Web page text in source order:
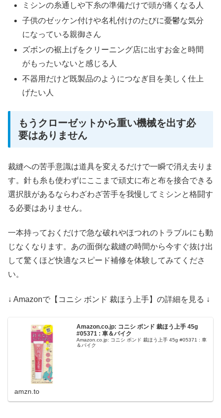
ミシンの糸通しや下糸の準備だけで頭が痛くなる人
子供のゼッケン付けや名札付けのたびに憂鬱な気分
になっている親御さん
ズボンの裾上げをクリーニング店に出すお金と時間
がもったいないと感じる人
不器用だけど既製品のようにつなぎ目を美しく仕上
げたい人
もうクローゼットから重い機械を出す必
要はありません
裁縫への苦手意識は道具を変えるだけで一瞬で消え去りま
す。針も糸も使わずにここまで頑丈に布と布を接合できる
選択肢があるならわざわざ苦手を我慢してミシンと格闘す
る必要はありません。
一本持っておくだけで急な破れやほつれのトラブルにも動
じなくなります。あの面倒な裁縫の時間から今すぐ抜け出
して驚くほど快適なスピード補修を体験してみてくださ
い。
↓ Amazonで【コニシ ボンド 裁ほう上手】の詳細を見る ↓
Amazon.co.jp: コニシ ボンド 裁ほう上手 45g
#05371 : 車＆バイク
Amazon.co.jp: コニシ ボンド 裁ほう上手 45g #05371 : 車
＆バイク
amzn.to